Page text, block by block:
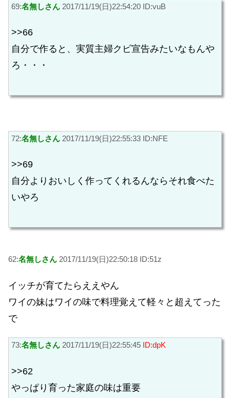
69:名無しさん 2017/11/19(日)22:54:20 ID:vuB
>>66
自分で作ると、実質主婦クビ宣告みたいなもんや
ろ・・・
72:名無しさん 2017/11/19(日)22:55:33 ID:NFE
>>69
自分よりおいしく作ってくれるんならそれ食べた
いやろ
62:名無しさん 2017/11/19(日)22:50:18 ID:51z
イッチが育てたらええやん
ワイの妹はワイの味で料理覚えて軽々と超えてった
で
73:名無しさん 2017/11/19(日)22:55:45 ID:dpK
>>62
やっぱり育った家庭の味は重要